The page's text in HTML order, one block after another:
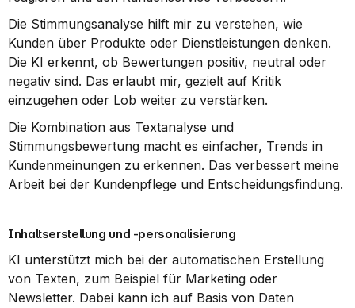
Die Stimmungsanalyse hilft mir zu verstehen, wie
Kunden über Produkte oder Dienstleistungen denken.
Die KI erkennt, ob Bewertungen positiv, neutral oder
negativ sind. Das erlaubt mir, gezielt auf Kritik
einzugehen oder Lob weiter zu verstärken.
Die Kombination aus Textanalyse und
Stimmungsbewertung macht es einfacher, Trends in
Kundenmeinungen zu erkennen. Das verbessert meine
Arbeit bei der Kundenpflege und Entscheidungsfindung.
Inhaltserstellung und -personalisierung
KI unterstützt mich bei der automatischen Erstellung
von Texten, zum Beispiel für Marketing oder
Newsletter. Dabei kann ich auf Basis von Daten